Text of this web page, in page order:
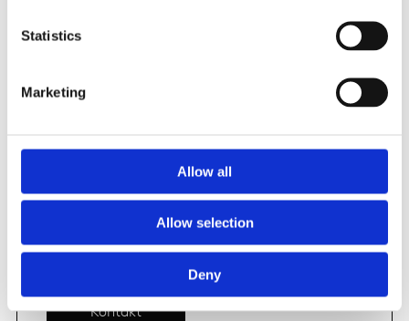
Statistics
Marketing
Allow all
Allow selection
Deny
FOR YDERLIGERE
tania@collaborations.dk
Kontakt